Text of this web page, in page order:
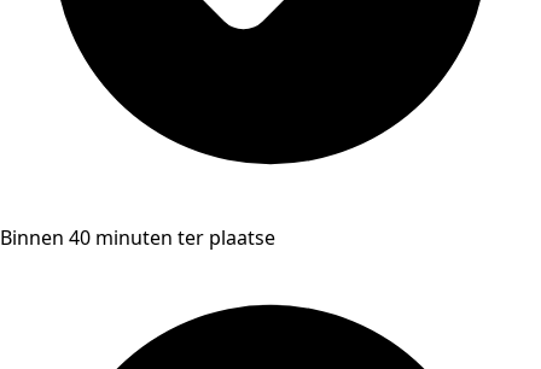
Binnen 40 minuten ter plaatse